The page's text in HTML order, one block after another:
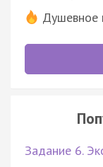
Душевное
Задание 6.